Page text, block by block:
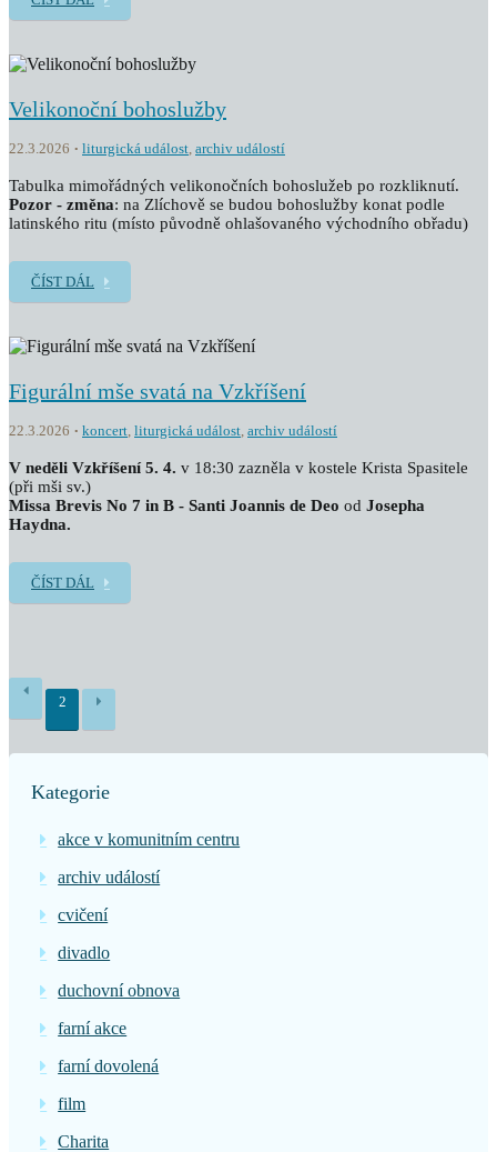
Velikonoční bohoslužby
22.3.2026 liturgická událost, archiv událostí
Tabulka mimořádných velikonočních bohoslužeb po rozkliknutí.
Pozor - změna: na Zlíchově se budou bohoslužby konat podle
latinského ritu (místo původně ohlašovaného východního obřadu)
ČÍST DÁL
Figurální mše svatá na Vzkříšení
22.3.2026 koncert, liturgická událost, archiv událostí
V neděli Vzkříšení 5. 4. v 18:30 zazněla v kostele Krista Spasitele
(při mši sv.)
Missa Brevis No 7 in B - Santi Joannis de Deo od Josepha
Haydna.
ČÍST DÁL
2
Kategorie
akce v komunitním centru
archiv událostí
cvičení
divadlo
duchovní obnova
farní akce
farní dovolená
film
Charita